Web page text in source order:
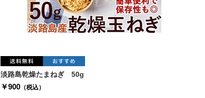
淡路島乾燥たまねぎ 50g
￥900 （税込）